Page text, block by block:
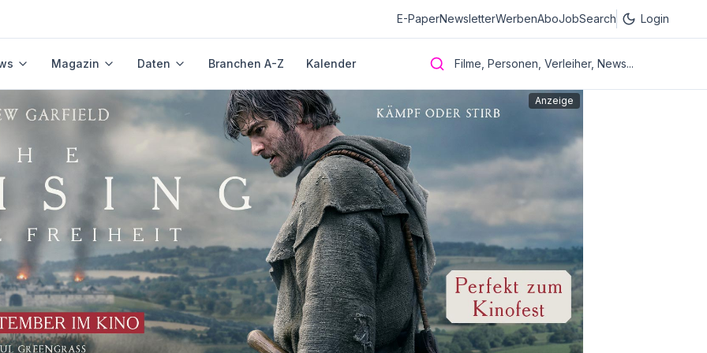
E-PaperNewsletterWerbenAboJobSearch Login
Magazin Daten Branchen A-Z Kalender Filme, Personen, Verleiher, News...
Anzeige